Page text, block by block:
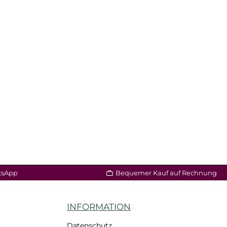
Bequemer Kauf auf Rechnung
INFORMATION